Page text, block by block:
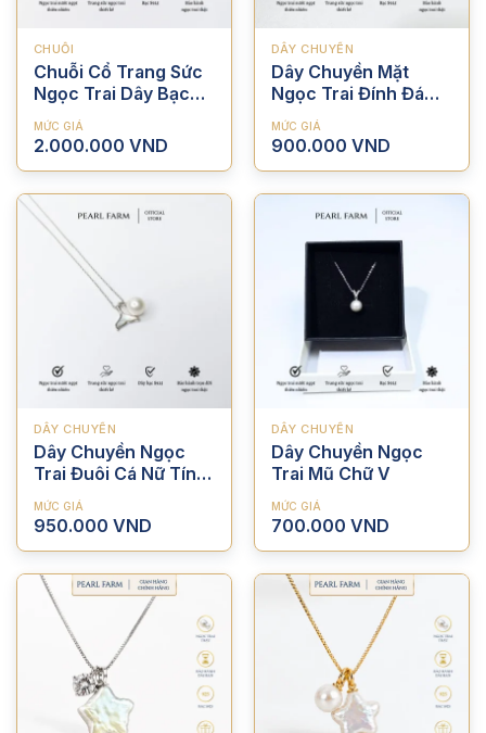
CHUỖI
Chuỗi Cổ Trang Sức
Ngọc Trai Dây Bạc
Vỡ Viên Chủ
MỨC GIÁ
2.000.000 VND
DÂY CHUYỀN
Dây Chuyền Mặt
Ngọc Trai Đính Đá
Lấp Lánh Sang Trọng
MỨC GIÁ
900.000 VND
DÂY CHUYỀN
Dây Chuyền Ngọc
Trai Đuôi Cá Nữ Tính
Dễ Thương
MỨC GIÁ
950.000 VND
DÂY CHUYỀN
Dây Chuyền Ngọc
Trai Mũ Chữ V
MỨC GIÁ
700.000 VND